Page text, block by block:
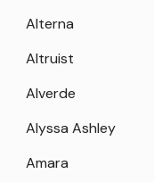
Alterna
Altruist
Alverde
Alyssa Ashley
Amara